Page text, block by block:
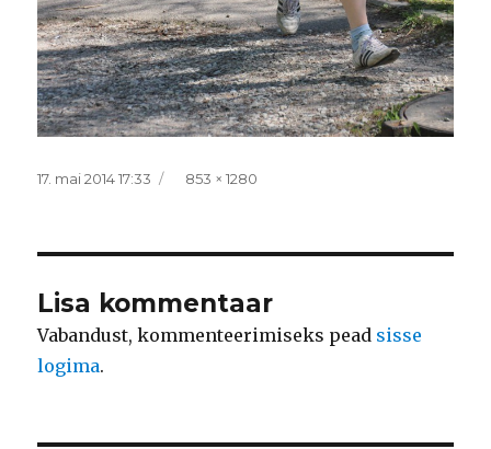
Postitatud
17. mai 2014 17:33 Täissuurus
853 × 1280
Lisa kommentaar
Vabandust, kommenteerimiseks pead sisse
logima.